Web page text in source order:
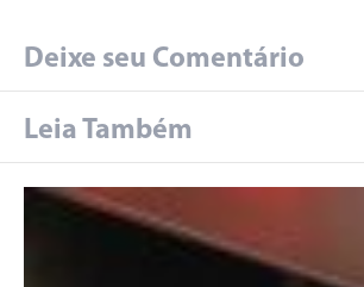
Deixe seu Comentário
Leia Também